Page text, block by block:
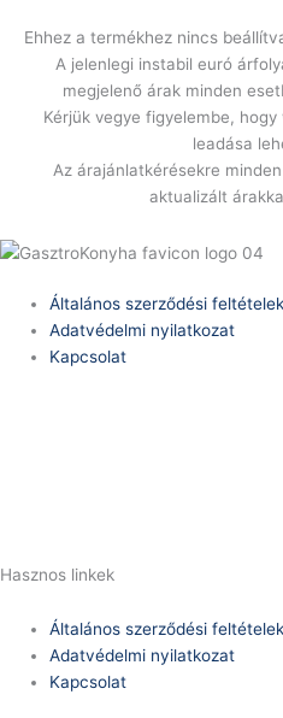
Ehhez a termékhez nincs
A jelenlegi instabil euró
megjelenő árak minden
Kérjük vegye figyelembe,
leadása
Az árajánlatkérésekre
aktualizált
Általános szerződési feltételek
Adatvédelmi nyilatkozat
Kapcsolat
Hasznos linkek
Általános szerződési feltételek
Adatvédelmi nyilatkozat
Kapcsolat